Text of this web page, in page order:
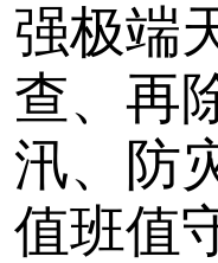
强极端
查、再
汛、防
值班值